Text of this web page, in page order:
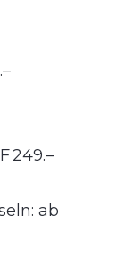
249.–
ab